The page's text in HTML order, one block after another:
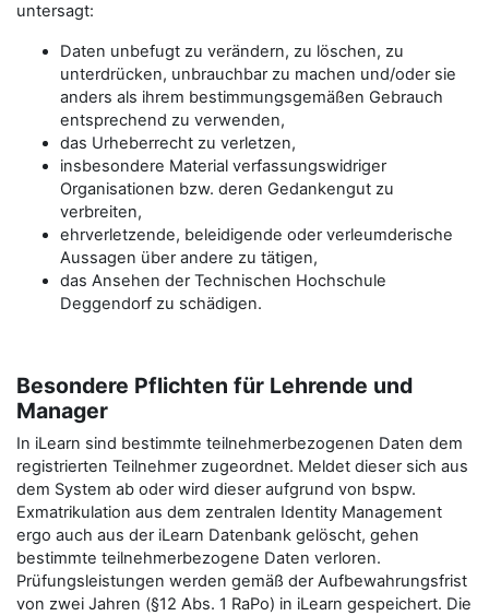
untersagt:
Daten unbefugt zu verändern, zu löschen, zu
unterdrücken, unbrauchbar zu machen und/oder sie
anders als ihrem bestimmungsgemäßen Gebrauch
entsprechend zu verwenden,
das Urheberrecht zu verletzen,
insbesondere Material verfassungswidriger
Organisationen bzw. deren Gedankengut zu
verbreiten,
ehrverletzende, beleidigende oder verleumderische
Aussagen über andere zu tätigen,
das Ansehen der Technischen Hochschule
Deggendorf zu schädigen.
Besondere Pflichten für Lehrende und
Manager
In iLearn sind bestimmte teilnehmerbezogenen Daten dem
registrierten Teilnehmer zugeordnet. Meldet dieser sich aus
dem System ab oder wird dieser aufgrund von bspw.
Exmatrikulation aus dem zentralen Identity Management
ergo auch aus der iLearn Datenbank gelöscht, gehen
bestimmte teilnehmerbezogene Daten verloren.
Prüfungsleistungen werden gemäß der Aufbewahrungsfrist
von zwei Jahren (§12 Abs. 1 RaPo) in iLearn gespeichert. Die